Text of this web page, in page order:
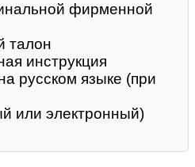
фирменной
талон
инструкция
русском языке (при
или электронный)